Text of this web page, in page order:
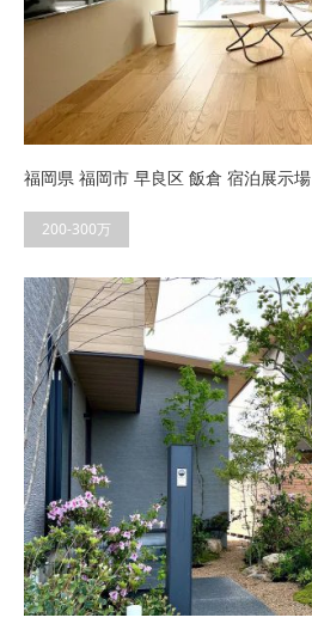
福岡県 福岡市 早良区 飯倉 宿泊展示場
200-300万